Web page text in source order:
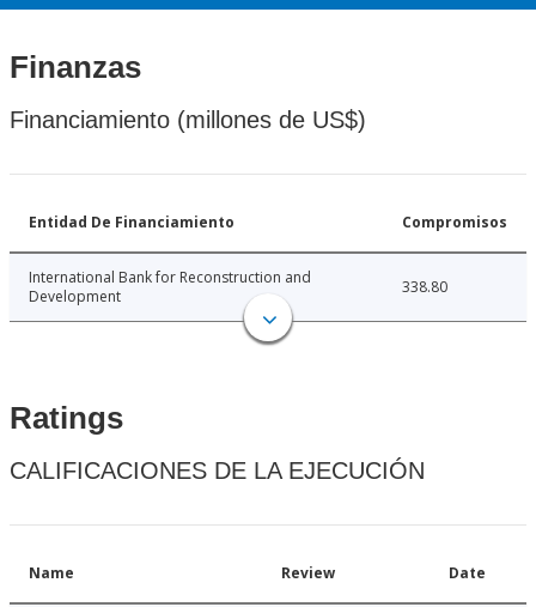
Finanzas
Financiamiento (millones de US$)
Entidad De Financiamiento Compromisos
International Bank for Reconstruction and
Development
338.80
Ratings
CALIFICACIONES DE LA EJECUCIÓN
Name Review Date